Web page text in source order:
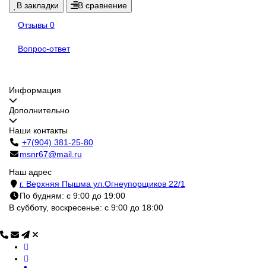
В закладки В сравнение
Отзывы 0
Вопрос-ответ
Информация
Дополнительно
Наши контакты
+7(904) 381-25-80
msnr67@mail.ru
Наш адрес
г. Верхняя Пышма ул.Огнеупорщиков 22/1
По будням: с 9:00 до 19:00
В субботу, воскресенье: с 9:00 до 18:00